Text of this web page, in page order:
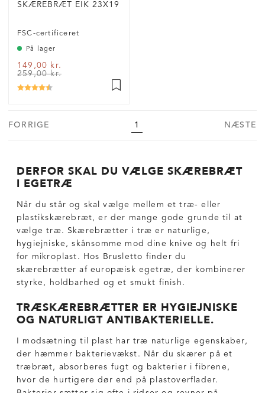
SKÆREBRÆT EIK 23X19
FSC-certificeret
På lager
149,00 kr.
259,00 kr.
Vurdering:4.5 ud af 5 stjerner
FORRIGE 1 NÆSTE
DERFOR SKAL DU VÆLGE SKÆREBRÆT
I EGETRÆ
Når du står og skal vælge mellem et træ- eller
plastikskærebræt, er der mange gode grunde til at
vælge træ. Skærebrætter i træ er naturlige,
hygiejniske, skånsomme mod dine knive og helt fri
for mikroplast. Hos Brusletto finder du
skærebrætter af europæisk egetræ, der kombinerer
styrke, holdbarhed og et smukt finish.
TRÆSKÆREBRÆTTER ER HYGIEJNISKE
OG NATURLIGT ANTIBAKTERIELLE.
I modsætning til plast har træ naturlige egenskaber,
der hæmmer bakterievækst. Når du skærer på et
træbræt, absorberes fugt og bakterier i fibrene,
hvor de hurtigere dør end på plastoverflader.